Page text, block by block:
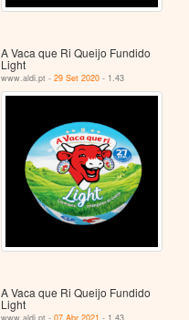
A Vaca que Ri Queijo Fundido
Light
www.aldi.pt -29 Set 2020 - 1.43
A Vaca que Ri Queijo Fundido
Light